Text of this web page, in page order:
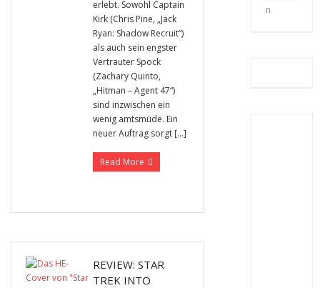
erlebt. Sowohl Captain
Kirk (Chris Pine, „Jack
Ryan: Shadow Recruit“)
als auch sein engster
Vertrauter Spock
(Zachary Quinto,
„Hitman – Agent 47“)
sind inzwischen ein
wenig amtsmüde. Ein
neuer Auftrag sorgt […]
Read More
REVIEW: STAR
TREK INTO
n